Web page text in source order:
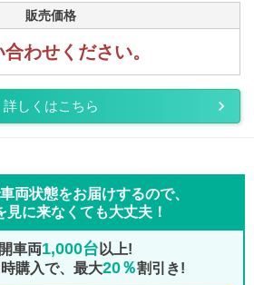
販売価格
わせください。
詳しくはこちら
両状態をお届けするので、
見に来なくても大丈夫！
車両1,000台 以上!
購入で、最大20％割引き!